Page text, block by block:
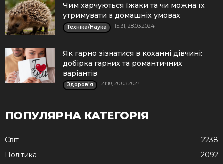
Чим харчуються їжаки та чи можна їх
утримувати в домашніх умовах
Техніка/Наука 15:31, 28.03.2024
Як гарно зізнатися в коханні дівчині:
добірка гарних та романтичних
варіантів
Здоров'я 21:10, 20.03.2024
ПОПУЛЯРНА КАТЕГОРІЯ
Cвіт
2238
Політика
2092